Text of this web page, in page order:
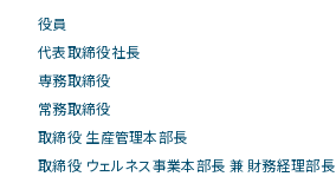
役員
代表取締役社長
専務取締役
常務取締役
取締役 生産管理本部長
取締役 ウェルネス事業本部長 兼 財務経理部長